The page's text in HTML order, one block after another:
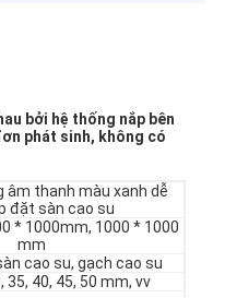
bởi hệ thống nắp bên
phát sinh, không có
âm thanh màu xanh dễ
đặt sàn cao su
* 1000mm, 1000 * 1000
mm
cao su, gạch cao su
35, 40, 45, 50 mm, vv